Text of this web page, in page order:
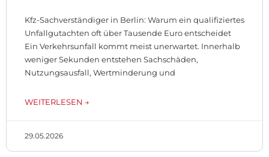
Kfz-Sachverständiger in Berlin: Warum ein qualifiziertes
Unfallgutachten oft über Tausende Euro entscheidet
Ein Verkehrsunfall kommt meist unerwartet. Innerhalb
weniger Sekunden entstehen Sachschäden,
Nutzungsausfall, Wertminderung und
WEITERLESEN →
29.05.2026